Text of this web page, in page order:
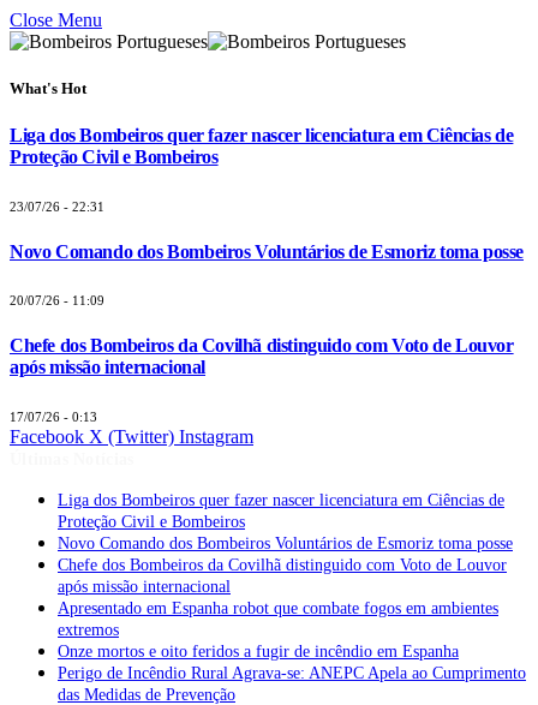
Close Menu
What's Hot
Liga dos Bombeiros quer fazer nascer licenciatura em Ciências de
Proteção Civil e Bombeiros
23/07/26 - 22:31
Novo Comando dos Bombeiros Voluntários de Esmoriz toma posse
20/07/26 - 11:09
Chefe dos Bombeiros da Covilhã distinguido com Voto de Louvor
após missão internacional
17/07/26 - 0:13
Facebook X (Twitter) Instagram
Liga dos Bombeiros quer fazer nascer licenciatura em Ciências de
Proteção Civil e Bombeiros
Novo Comando dos Bombeiros Voluntários de Esmoriz toma posse
Chefe dos Bombeiros da Covilhã distinguido com Voto de Louvor
após missão internacional
Apresentado em Espanha robot que combate fogos em ambientes
extremos
Onze mortos e oito feridos a fugir de incêndio em Espanha
Perigo de Incêndio Rural Agrava-se: ANEPC Apela ao Cumprimento
das Medidas de Prevenção